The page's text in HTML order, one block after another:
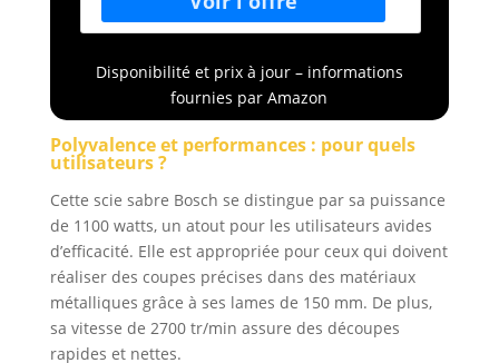
Disponibilité et prix à jour – informations
fournies par Amazon
Polyvalence et performances : pour quels
utilisateurs ?
Cette scie sabre Bosch se distingue par sa puissance
de 1100 watts, un atout pour les utilisateurs avides
d’efficacité. Elle est appropriée pour ceux qui doivent
réaliser des coupes précises dans des matériaux
métalliques grâce à ses lames de 150 mm. De plus,
sa vitesse de 2700 tr/min assure des découpes
rapides et nettes.